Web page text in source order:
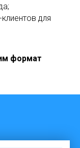
для
формат